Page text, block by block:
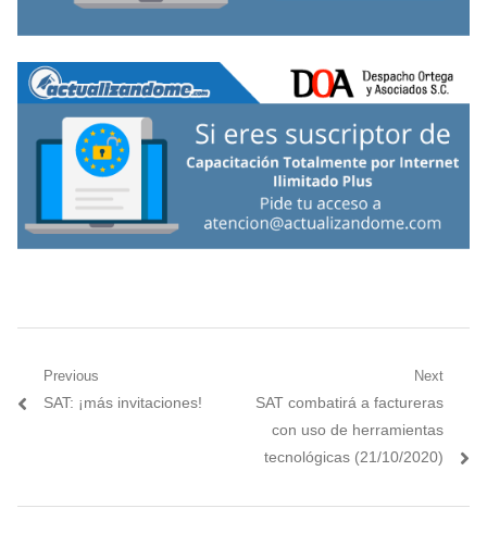
Navegación
Previous
Previous
SAT: ¡más invitaciones!
Next
Next
post:
SAT combatirá a factureras
con uso de herramientas
tecnológicas (21/10/2020)